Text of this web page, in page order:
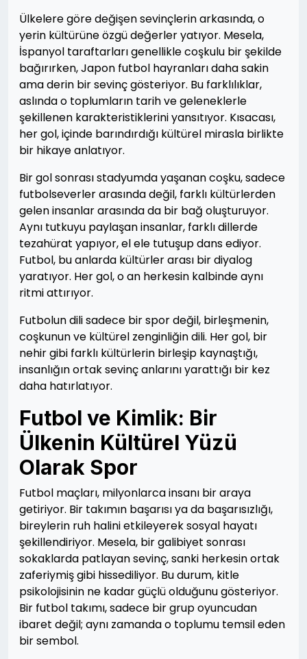
Ülkelere göre değişen sevinçlerin arkasında, o
yerin kültürüne özgü değerler yatıyor. Mesela,
İspanyol taraftarları genellikle coşkulu bir şekilde
bağırırken, Japon futbol hayranları daha sakin
ama derin bir sevinç gösteriyor. Bu farklılıklar,
aslında o toplumların tarih ve geleneklerle
şekillenen karakteristiklerini yansıtıyor. Kısacası,
her gol, içinde barındırdığı kültürel mirasla birlikte
bir hikaye anlatıyor.
Bir gol sonrası stadyumda yaşanan coşku, sadece
futbolseverler arasında değil, farklı kültürlerden
gelen insanlar arasında da bir bağ oluşturuyor.
Aynı tutkuyu paylaşan insanlar, farklı dillerde
tezahürat yapıyor, el ele tutuşup dans ediyor.
Futbol, bu anlarda kültürler arası bir diyalog
yaratıyor. Her gol, o an herkesin kalbinde aynı
ritmi attırıyor.
Futbolun dili sadece bir spor değil, birleşmenin,
coşkunun ve kültürel zenginliğin dili. Her gol, bir
nehir gibi farklı kültürlerin birleşip kaynaştığı,
insanlığın ortak sevinç anlarını yarattığı bir kez
daha hatırlatıyor.
Futbol ve Kimlik: Bir
Ülkenin Kültürel Yüzü
Olarak Spor
Futbol maçları, milyonlarca insanı bir araya
getiriyor. Bir takımın başarısı ya da başarısızlığı,
bireylerin ruh halini etkileyerek sosyal hayatı
şekillendiriyor. Mesela, bir galibiyet sonrası
sokaklarda patlayan sevinç, sanki herkesin ortak
zaferiymiş gibi hissediliyor. Bu durum, kitle
psikolojisinin ne kadar güçlü olduğunu gösteriyor.
Bir futbol takımı, sadece bir grup oyuncudan
ibaret değil; aynı zamanda o toplumu temsil eden
bir sembol.